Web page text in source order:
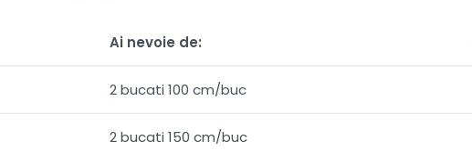
Ai nevoie de:
2 bucati 100 cm/buc
2 bucati 150 cm/buc